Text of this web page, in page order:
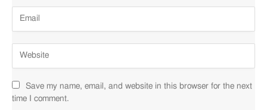
Save my name, email, and website in this browser for the next
time I comment.